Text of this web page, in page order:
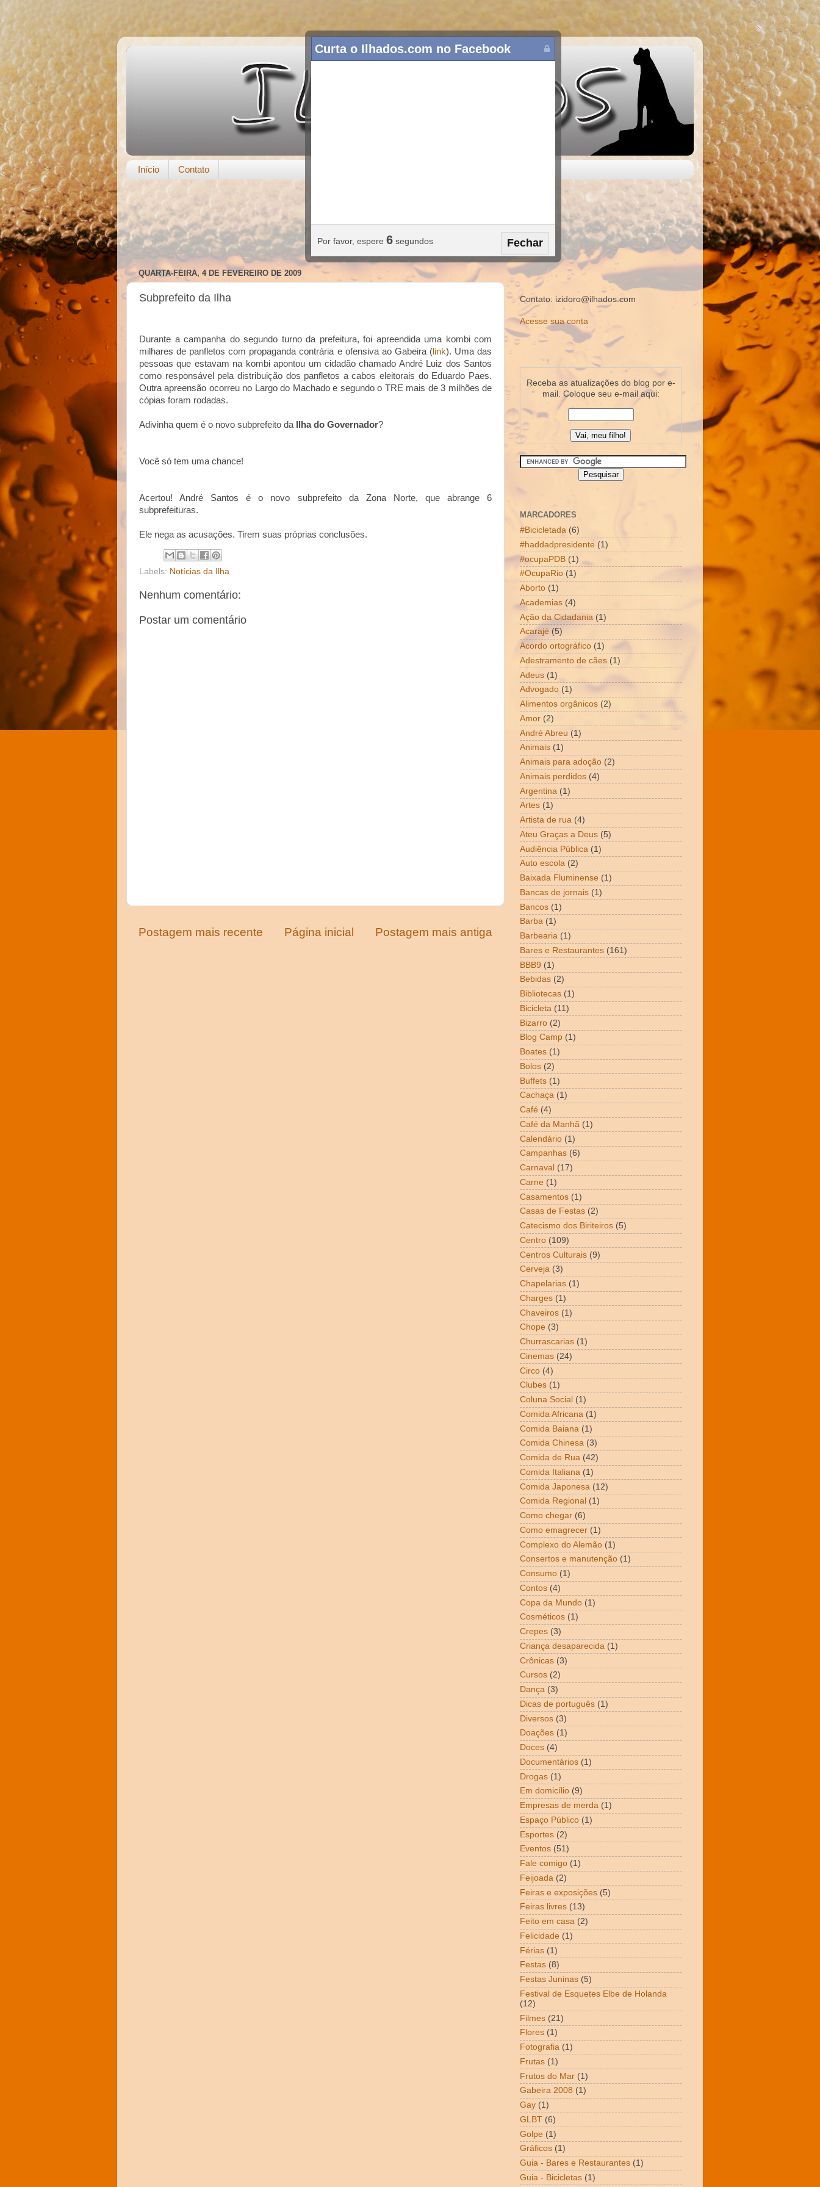
Início Contato
QUARTA-FEIRA, 4 DE FEVEREIRO DE 2009
Subprefeito da Ilha
Durante a campanha do segundo turno da prefeitura, foi apreendida uma kombi com
milhares de panfletos com propaganda contrária e ofensiva ao Gabeira (link). Uma das
pessoas que estavam na kombi apontou um cidadão chamado André Luiz dos Santos
como responsável pela distribuição dos panfletos a cabos eleitorais do Eduardo Paes.
Outra apreensão ocorreu no Largo do Machado e segundo o TRE mais de 3 milhões de
cópias foram rodadas.
Adivinha quem é o novo subprefeito da Ilha do Governador?
Você só tem uma chance!
Acertou! André Santos é o novo subprefeito da Zona Norte, que abrange 6
subprefeituras.
Ele nega as acusações. Tirem suas próprias conclusões.
Labels: Notícias da Ilha
Nenhum comentário:
Postar um comentário
Postagem mais recente Postagem mais antiga
Página inicial
Contato: izidoro@ilhados.com
Acesse sua conta
Receba as atualizações do blog por e-
mail. Coloque seu e-mail aqui:
MARCADORES
#Bicicletada (6)
#haddadpresidente (1)
#ocupaPDB (1)
#OcupaRio (1)
Aborto (1)
Academias (4)
Ação da Cidadania (1)
Acarajé (5)
Acordo ortográfico (1)
Adestramento de cães (1)
Adeus (1)
Advogado (1)
Alimentos orgânicos (2)
Amor (2)
André Abreu (1)
Animais (1)
Animais para adoção (2)
Animais perdidos (4)
Argentina (1)
Artes (1)
Artista de rua (4)
Ateu Graças a Deus (5)
Audiência Pública (1)
Auto escola (2)
Baixada Fluminense (1)
Bancas de jornais (1)
Bancos (1)
Barba (1)
Barbearia (1)
Bares e Restaurantes (161)
BBB9 (1)
Bebidas (2)
Bibliotecas (1)
Bicicleta (11)
Bizarro (2)
Blog Camp (1)
Boates (1)
Bolos (2)
Buffets (1)
Cachaça (1)
Café (4)
Café da Manhã (1)
Calendário (1)
Campanhas (6)
Carnaval (17)
Carne (1)
Casamentos (1)
Casas de Festas (2)
Catecismo dos Biriteiros (5)
Centro (109)
Centros Culturais (9)
Cerveja (3)
Chapelarias (1)
Charges (1)
Chaveiros (1)
Chope (3)
Churrascarias (1)
Cinemas (24)
Circo (4)
Clubes (1)
Coluna Social (1)
Comida Africana (1)
Comida Baiana (1)
Comida Chinesa (3)
Comida de Rua (42)
Comida Italiana (1)
Comida Japonesa (12)
Comida Regional (1)
Como chegar (6)
Como emagrecer (1)
Complexo do Alemão (1)
Consertos e manutenção (1)
Consumo (1)
Contos (4)
Copa da Mundo (1)
Cosméticos (1)
Crepes (3)
Criança desaparecida (1)
Crônicas (3)
Cursos (2)
Dança (3)
Dicas de português (1)
Diversos (3)
Doações (1)
Doces (4)
Documentários (1)
Drogas (1)
Em domicílio (9)
Empresas de merda (1)
Espaço Público (1)
Esportes (2)
Eventos (51)
Fale comigo (1)
Feijoada (2)
Feiras e exposições (5)
Feiras livres (13)
Feito em casa (2)
Felicidade (1)
Férias (1)
Festas (8)
Festas Juninas (5)
Festival de Esquetes Elbe de Holanda
(12)
Filmes (21)
Flores (1)
Fotografia (1)
Frutas (1)
Frutos do Mar (1)
Gabeira 2008 (1)
Gay (1)
GLBT (6)
Golpe (1)
Gráficos (1)
Guia - Bares e Restaurantes (1)
Guia - Bicicletas (1)
Curta o Ilhados.com no Facebook
Por favor, espere 5 segundos Fechar